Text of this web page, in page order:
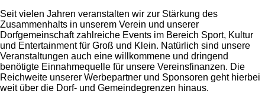
Seit vielen Jahren veranstalten wir zur Stärkung des
Zusammenhalts in unserem Verein und unserer
Dorfgemeinschaft zahlreiche Events im Bereich Sport, Kultur
und Entertainment für Groß und Klein. Natürlich sind unsere
Veranstaltungen auch eine willkommene und dringend
benötigte Einnahmequelle für unsere Vereinsfinanzen. Die
Reichweite unserer Werbepartner und Sponsoren geht hierbei
weit über die Dorf- und Gemeindegrenzen hinaus.